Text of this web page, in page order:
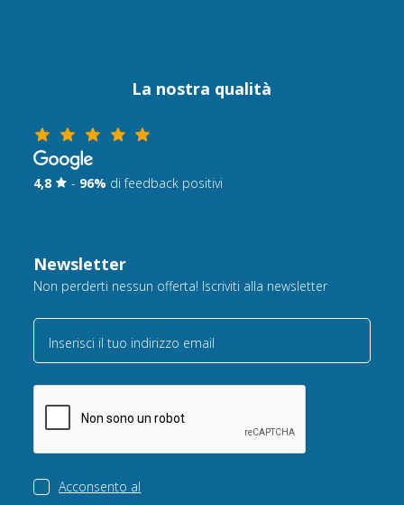
La nostra qualità
4,8 - 96% di feedback positivi
Newsletter
Non perderti nessun offerta! Iscriviti alla newsletter
Inserisci il tuo indirizzo email
Acconsento al